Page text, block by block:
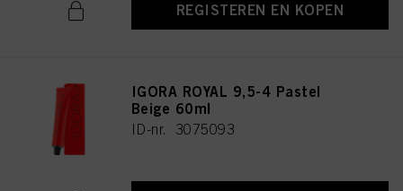
REGISTEREN EN KOPEN
IGORA ROYAL 9,5-4 Pastel
Beige 60ml
ID-nr. 3075093